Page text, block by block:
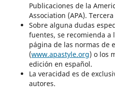
Publicaciones de la
Association (APA).
Sobre alguna dudas
fuentes, se recomienda a
página de las normas de
(www.apastyle.org) o los
edición en español.
La veracidad es de
autores.